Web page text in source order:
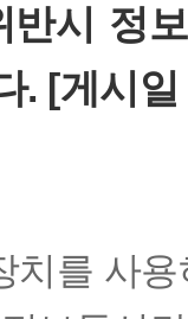
반시 정
. [게시
치를 사